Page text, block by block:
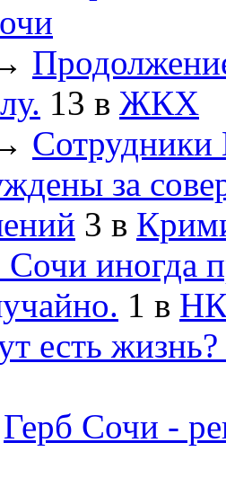
13 в ЖКХ
за
3 в
иногда
1 в
есть
Герб Сочи -